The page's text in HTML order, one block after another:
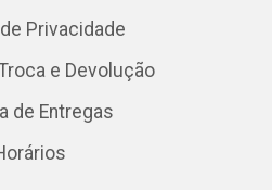
Privacidade
e Devolução
de Entregas